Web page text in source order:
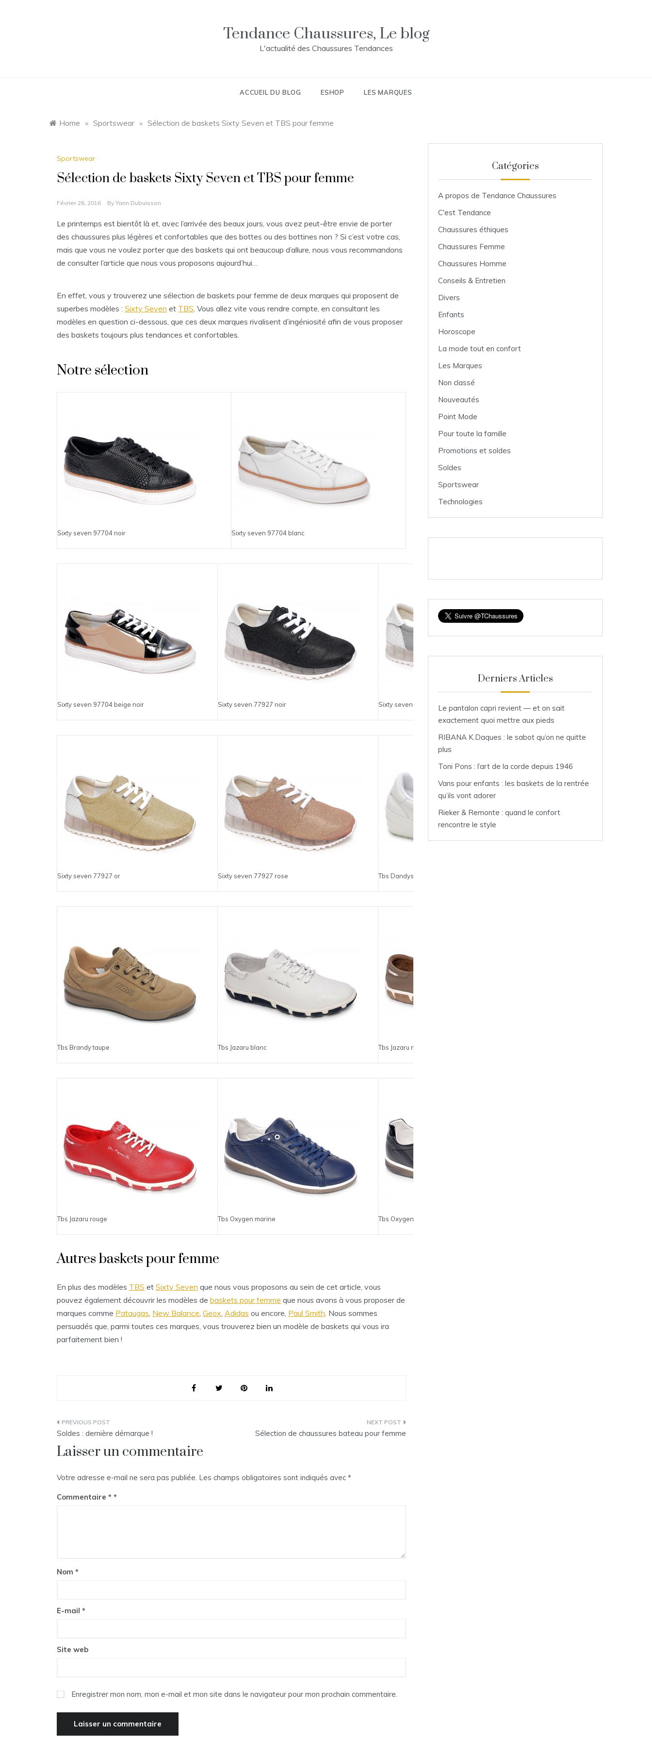
Tendance Chaussures, Le blog
L'actualité des Chaussures Tendances
ACCUEIL DU BLOG ESHOP LES MARQUES
Home » Sportswear » Sélection de baskets Sixty Seven et TBS pour femme
Sportswear
Sélection de baskets Sixty Seven et TBS pour femme
Février 26, 2016 By Yann Dubuisson
Le printemps est bientôt là et, avec l’arrivée des beaux jours, vous avez peut-être envie de porter
des chaussures plus légères et confortables que des bottes ou des bottines non ? Si c’est votre cas,
mais que vous ne voulez porter que des baskets qui ont beaucoup d’allure, nous vous recommandons
de consulter l’article que nous vous proposons aujourd’hui…
En effet, vous y trouverez une sélection de baskets pour femme de deux marques qui proposent de
superbes modèles : Sixty Seven et TBS. Vous allez vite vous rendre compte, en consultant les
modèles en question ci-dessous, que ces deux marques rivalisent d’ingéniosité afin de vous proposer
des baskets toujours plus tendances et confortables.
Notre sélection
Sixty seven 97704 noir Sixty seven 97704 blanc
Sixty seven 97704 beige noir Sixty seven 77927 noir Sixty seven 77927 argent
Sixty seven 77927 or Sixty seven 77927 rose Tbs Dandys blanc
Tbs Brandy taupe Tbs Jazaru blanc Tbs Jazaru marron
Tbs Jazaru rouge Tbs Oxygen marine Tbs Oxygen noir
Autres baskets pour femme
En plus des modèles TBS et Sixty Seven que nous vous proposons au sein de cet article, vous
pouvez également découvrir les modèles de baskets pour femme que nous avons à vous proposer de
marques comme Pataugas, New Balance, Geox, Adidas ou encore, Paul Smith. Nous sommes
persuadés que, parmi toutes ces marques, vous trouverez bien un modèle de baskets qui vous ira
parfaitement bien !
Navigation
de
Soldes : dernière démarque ! Sélection de chaussures bateau pour femme
Laisser un commentaire
Votre adresse e-mail ne sera pas publiée. Les champs obligatoires sont indiqués avec *
Commentaire *
Nom *
E-mail *
Site web
Enregistrer mon nom, mon e-mail et mon site dans le navigateur pour mon prochain commentaire.
Catégories
A propos de Tendance Chaussures
C'est Tendance
Chaussures éthiques
Chaussures Femme
Chaussures Homme
Conseils & Entretien
Divers
Enfants
Horoscope
La mode tout en confort
Les Marques
Non classé
Nouveautés
Point Mode
Pour toute la famille
Promotions et soldes
Soldes
Sportswear
Technologies
Derniers Articles
Le pantalon capri revient — et on sait
exactement quoi mettre aux pieds
RIBANA K.Daques : le sabot qu’on ne quitte
plus
Toni Pons : l’art de la corde depuis 1946
Vans pour enfants : les baskets de la rentrée
qu’ils vont adorer
Rieker & Remonte : quand le confort
rencontre le style